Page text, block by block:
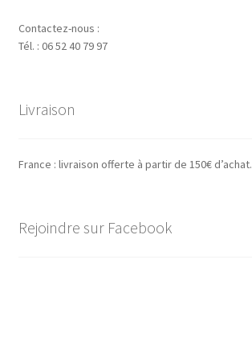
Contactez-nous :
Tél. : 06 52 40 79 97
Livraison
France : livraison offerte à partir de 150€ d’achat.
Rejoindre sur Facebook